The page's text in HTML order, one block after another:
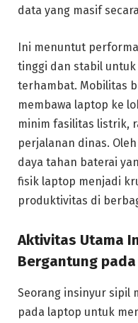
data yang masif
Ini menuntut
tinggi dan stabil
terhambat. Mobilitas
membawa laptop ke
minim fasilitas listrik,
perjalanan dinas.
daya tahan baterai
fisik laptop menjadi
produktivitas di
Aktivitas Utama
Bergantung
Seorang insinyur sipil
pada laptop untuk